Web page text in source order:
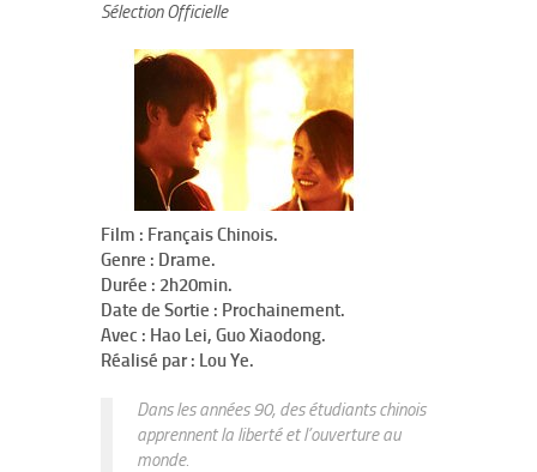
Sélection Officielle
Film : Français Chinois.
Genre : Drame.
Durée : 2h20min.
Date de Sortie : Prochainement.
Avec : Hao Lei, Guo Xiaodong.
Réalisé par : Lou Ye.
Dans les années 90, des étudiants chinois
apprennent la liberté et l’ouverture au
monde.